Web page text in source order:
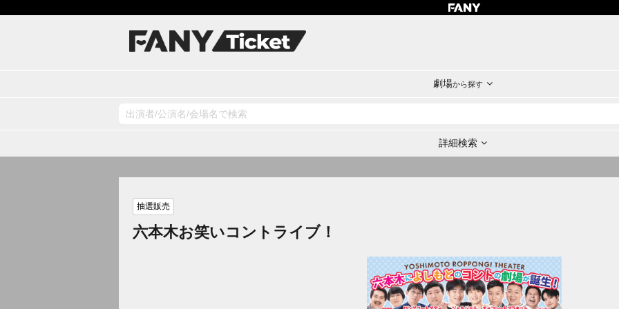
劇場から探す
詳細検索
抽選販売
六本木お笑いコントライブ！